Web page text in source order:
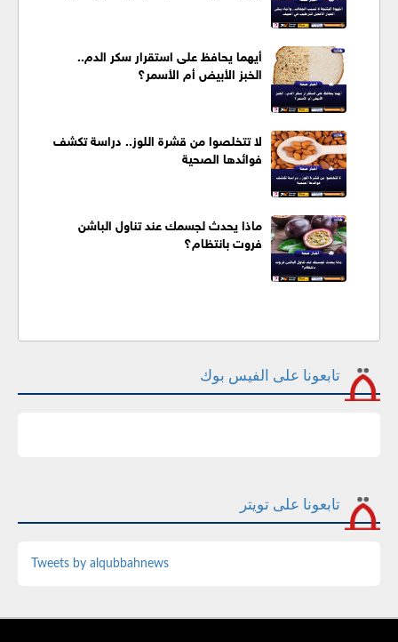
أيهما يحافظ على استقرار سكر الدم..
الخبز الأبيض أم الأسمر؟
لا تتخلصوا من قشرة اللوز.. دراسة تكشف
فوائدها الصحية
ماذا يحدث لجسمك عند تناول الباشن
فروت بانتظام؟
تابعونا على الفيس بوك
تابعونا على تويتر
Tweets by alqubbahnews